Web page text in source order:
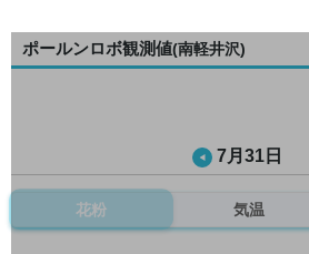
ポールンロボ観測値(南軽井沢)
7月31日
花粉 気温